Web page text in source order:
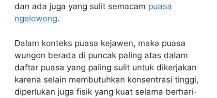
dan ada juga yang sulit semacam puasa
ngelowong.
Dalam konteks puasa kejawen, maka puasa
wungon berada di puncak paling atas dalam
daftar puasa yang paling sulit untuk dikerjakan
karena selain membutuhkan konsentrasi tinggi,
diperlukan juga fisik yang kuat selama berhari-